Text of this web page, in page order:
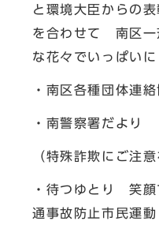
と環境大臣からの
を合わせて 南区一
な花々でいっぱいに
・南区各種団体連
・南警察署だより
（特殊詐欺にご注意
・待つゆとり 笑
通事故防止市民運動